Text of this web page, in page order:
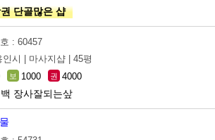
단골많은 샵
: 60457
시 |
마사지샵 | 45평
보 1000 권 4000
장사잘되는샆